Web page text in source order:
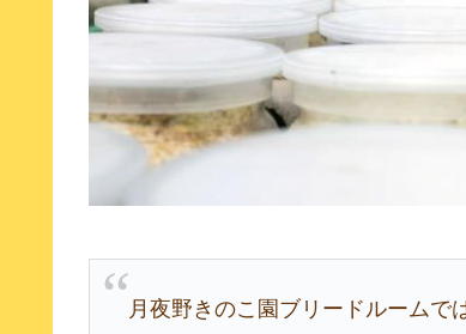
月夜野きのこ園ブリードルームで